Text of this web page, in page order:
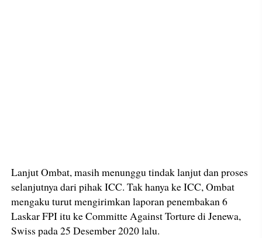
Lanjut Ombat, masih menunggu tindak lanjut dan proses
selanjutnya dari pihak ICC. Tak hanya ke ICC, Ombat
mengaku turut mengirimkan laporan penembakan 6
Laskar FPI itu ke Committe Against Torture di Jenewa,
Swiss pada 25 Desember 2020 lalu.